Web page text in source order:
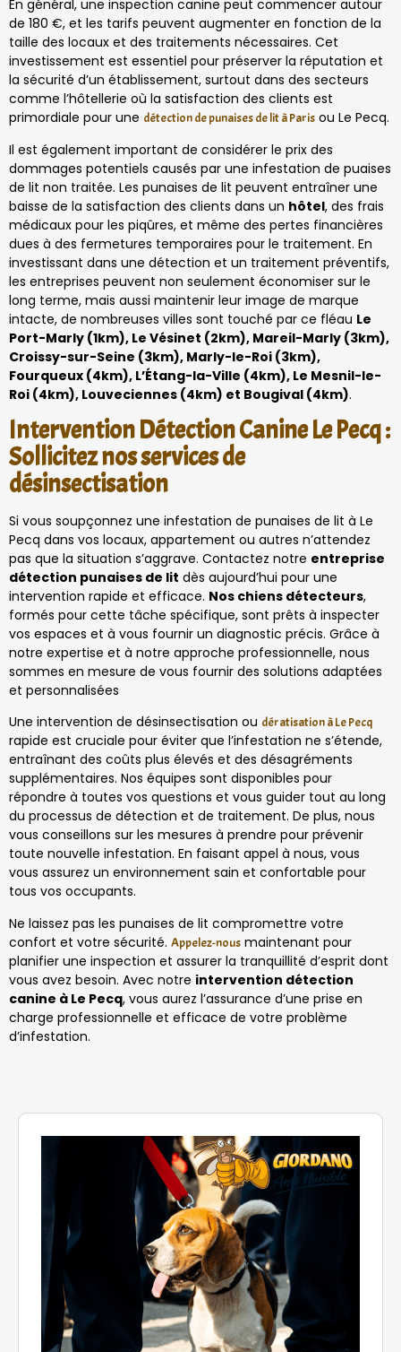
En général, une inspection canine peut commencer autour
de 180 €, et les tarifs peuvent augmenter en fonction de la
taille des locaux et des traitements nécessaires. Cet
investissement est essentiel pour préserver la réputation et
la sécurité d’un établissement, surtout dans des secteurs
comme l’hôtellerie où la satisfaction des clients est
primordiale pour une détection de punaises de lit à Paris ou Le Pecq.
Il est également important de considérer le prix des
dommages potentiels causés par une infestation de puaises
de lit non traitée. Les punaises de lit peuvent entraîner une
baisse de la satisfaction des clients dans un hôtel, des frais
médicaux pour les piqûres, et même des pertes financières
dues à des fermetures temporaires pour le traitement. En
investissant dans une détection et un traitement préventifs,
les entreprises peuvent non seulement économiser sur le
long terme, mais aussi maintenir leur image de marque
intacte, de nombreuses villes sont touché par ce fléau Le
Port-Marly (1km), Le Vésinet (2km), Mareil-Marly (3km),
Croissy-sur-Seine (3km), Marly-le-Roi (3km),
Fourqueux (4km), L’Étang-la-Ville (4km), Le Mesnil-le-
Roi (4km), Louveciennes (4km) et Bougival (4km).
Intervention Détection Canine Le Pecq :
Sollicitez nos services de
désinsectisation
Si vous soupçonnez une infestation de punaises de lit à Le
Pecq dans vos locaux, appartement ou autres n’attendez
pas que la situation s’aggrave. Contactez notre entreprise
détection punaises de lit dès aujourd’hui pour une
intervention rapide et efficace. Nos chiens détecteurs,
formés pour cette tâche spécifique, sont prêts à inspecter
vos espaces et à vous fournir un diagnostic précis. Grâce à
notre expertise et à notre approche professionnelle, nous
sommes en mesure de vous fournir des solutions adaptées
et personnalisées
Une intervention de désinsectisation ou dératisation à Le Pecq
rapide est cruciale pour éviter que l’infestation ne s’étende,
entraînant des coûts plus élevés et des désagréments
supplémentaires. Nos équipes sont disponibles pour
répondre à toutes vos questions et vous guider tout au long
du processus de détection et de traitement. De plus, nous
vous conseillons sur les mesures à prendre pour prévenir
toute nouvelle infestation. En faisant appel à nous, vous
vous assurez un environnement sain et confortable pour
tous vos occupants.
Ne laissez pas les punaises de lit compromettre votre
confort et votre sécurité. Appelez-nous maintenant pour
planifier une inspection et assurer la tranquillité d’esprit dont
vous avez besoin. Avec notre intervention détection
canine à Le Pecq, vous aurez l’assurance d’une prise en
charge professionnelle et efficace de votre problème
d’infestation.